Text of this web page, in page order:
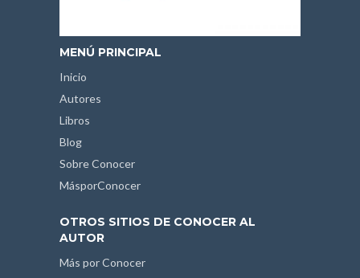
MENÚ PRINCIPAL
Inicio
Autores
Libros
Blog
Sobre Conocer
MásporConocer
OTROS SITIOS DE CONOCER AL
AUTOR
Más por Conocer